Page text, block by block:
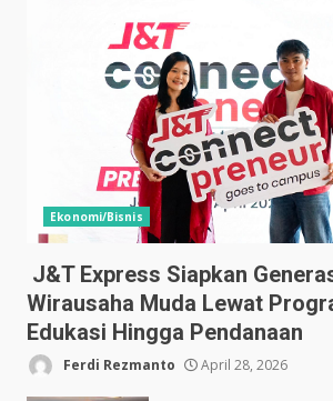
Ekonomi/Bisnis
J&T Express Siapkan
Wirausaha Muda Lewat
Edukasi Hingga Pendanaan
Ferdi Rezmanto April 28, 2026